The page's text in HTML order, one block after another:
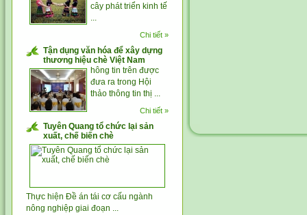
cây phát triển kinh tế
...
Chi tiết »
Tận dụng văn hóa để xây dựng
thương hiệu chè Việt Nam
hông tin trên được
đưa ra trong Hội
thảo thông tin thị ...
Chi tiết »
Tuyên Quang tổ chức lại sản
xuất, chế biến chè
Thực hiện Đề án tái cơ cấu ngành
nông nghiệp giai đoạn ...